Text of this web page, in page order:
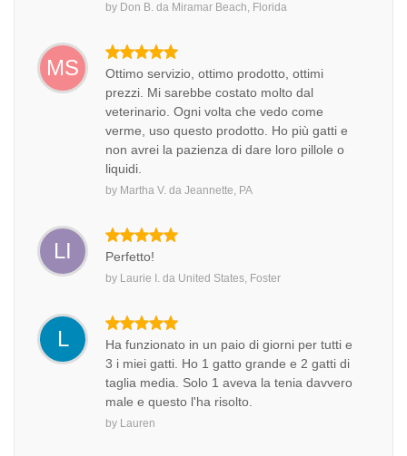
by Don B. da Miramar Beach, Florida
MS
Ottimo servizio, ottimo prodotto, ottimi
prezzi. Mi sarebbe costato molto dal
veterinario. Ogni volta che vedo come
verme, uso questo prodotto. Ho più gatti e
non avrei la pazienza di dare loro pillole o
liquidi.
by Martha V. da Jeannette, PA
LI Perfetto!
by Laurie I. da United States, Foster
L
Ha funzionato in un paio di giorni per tutti e
3 i miei gatti. Ho 1 gatto grande e 2 gatti di
taglia media. Solo 1 aveva la tenia davvero
male e questo l'ha risolto.
by Lauren